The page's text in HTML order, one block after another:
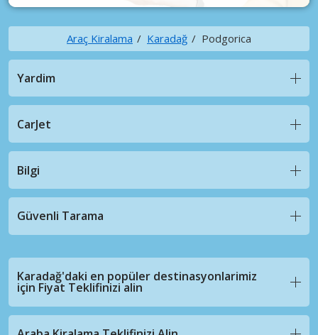
Araç Kiralama Karadağ Podgorica
Yardim
CarJet
Bilgi
Güvenli Tarama
Karadağ'daki en popüler destinasyonlarimiz
için Fiyat Teklifinizi alin